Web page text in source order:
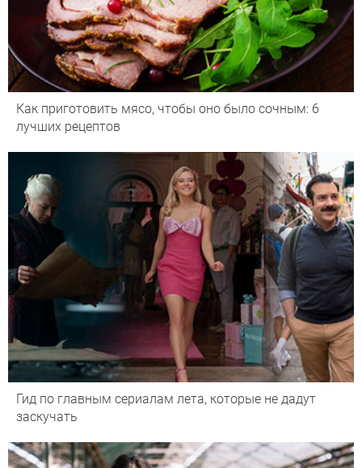
Как приготовить мясо, чтобы оно было сочным: 6
лучших рецептов
Гид по главным сериалам лета, которые не дадут
заскучать